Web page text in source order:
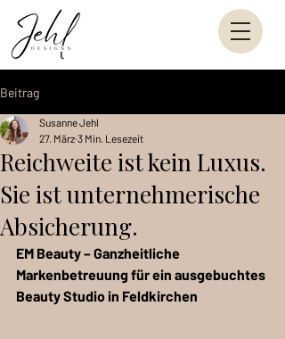
Beitrag
Reichweite ist kein Luxus.
Sie ist unternehmerische
Absicherung.
Susanne Jehl
27. März 3 Min. Lesezeit
EM Beauty – Ganzheitliche
Markenbetreuung für ein ausgebuchtes
Beauty Studio in Feldkirchen